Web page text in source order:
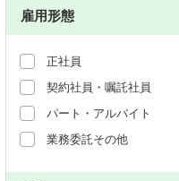
雇用形態
正社員
契約社員・嘱託社員
パート・アルバイト
業務委託その他